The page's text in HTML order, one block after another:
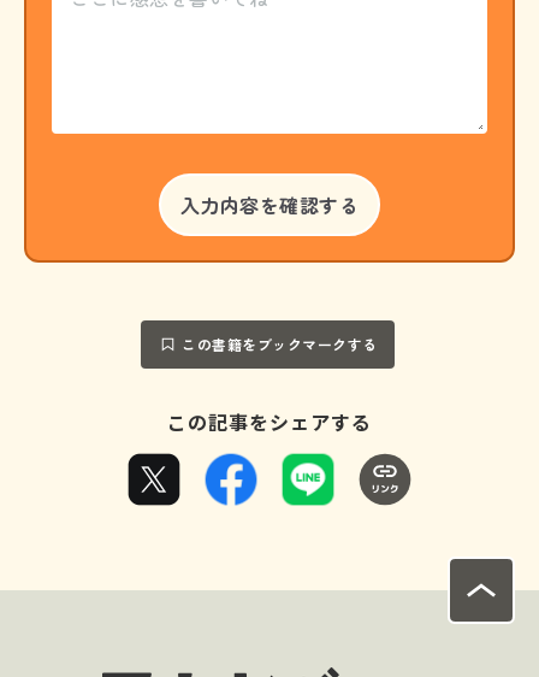
この書籍をブックマークする
この記事をシェアする